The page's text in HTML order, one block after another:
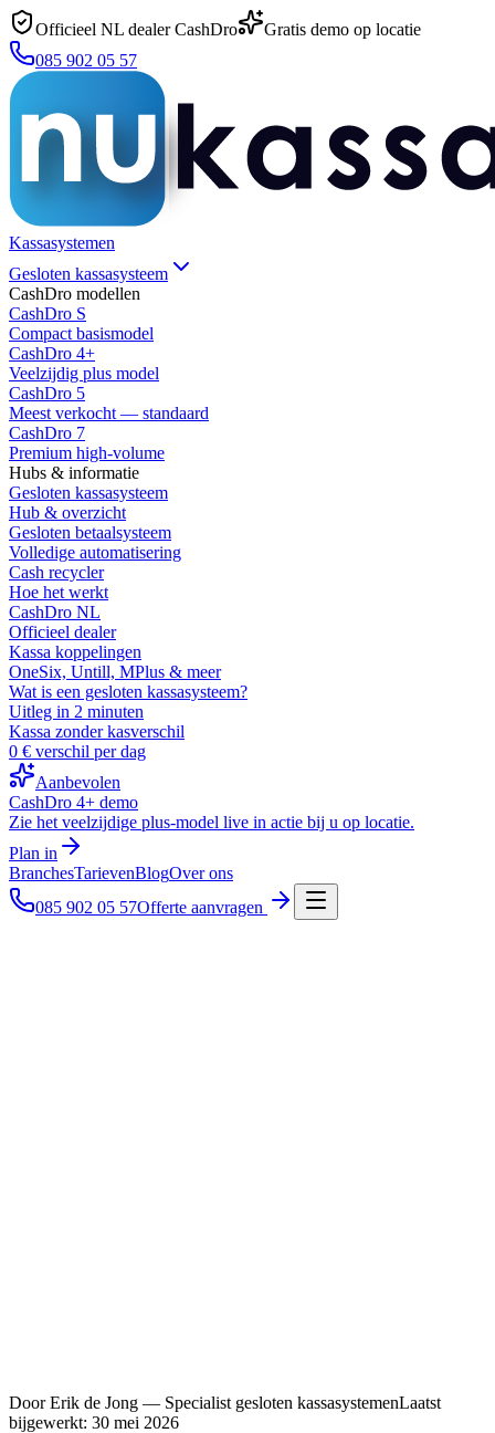
Officieel NL dealer CashDro
Gratis demo op locatie
085 902 05 57
Kassasystemen
Gesloten kassasysteem
CashDro modellen
CashDro S
Compact basismodel
CashDro 4+
Veelzijdig plus model
CashDro 5
Meest verkocht — standaard
CashDro 7
Premium high-volume
Hubs & informatie
Gesloten kassasysteem
Hub & overzicht
Gesloten betaalsysteem
Volledige automatisering
Cash recycler
Hoe het werkt
CashDro NL
Officieel dealer
Kassa koppelingen
OneSix, Untill, MPlus & meer
Wat is een gesloten kassasysteem?
Uitleg in 2 minuten
Kassa zonder kasverschil
0 € verschil per dag
Aanbevolen
CashDro 4+ demo
Zie het veelzijdige plus-model live in actie bij u op locatie.
Plan in
BranchesTarievenBlogOver ons
085 902 05 57Offerte aanvragen
OfficieelCashDro dealer
DoorErik de Jong — Specialist gesloten kassasystemenLaatst
bijgewerkt: 30 mei 2026